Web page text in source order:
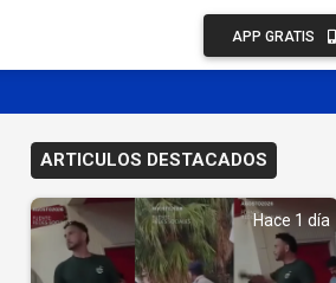
APP GRATIS
ARTICULOS DESTACADOS
Hace 1 día